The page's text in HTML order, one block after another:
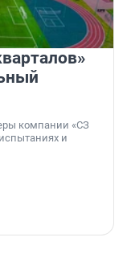
компании «СЗ
и